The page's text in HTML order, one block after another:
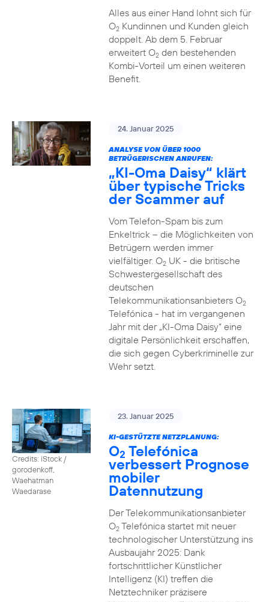
Alles aus einer Hand lohnt sich für
O2Kundinnen und Kunden gleich
doppelt. Ab dem 5. Februar
erweitert O2den bestehenden
Kombi-Vorteil um einen weiteren
Benefit.
24. Januar 2025
ANALYSE VON ÜBER 1000
BETRÜGERISCHEN ANRUFEN:
„KI-Oma Daisy“ klärt
über typische Tricks
der Scammer auf
Vom Telefon-Spam bis zum
Enkeltrick – die Möglichkeiten von
Betrügern werden immer
vielfältiger. O2UK - die britische
Schwestergesellschaft des
deutschen
Telekommunikationsanbieters O2
Telefónica - hat im vergangenen
Jahr mit der „KI-Oma Daisy“ eine
digitale Persönlichkeit erschaffen,
die sich gegen Cyberkriminelle zur
Wehr setzt.
Credits: iStock /
gorodenkoff,
Waehatman
Waedarase
23. Januar 2025
KI-GESTÜTZTE NETZPLANUNG:
O2 Telefónica
verbessert Prognose
mobiler
Datennutzung
Der Telekommunikationsanbieter
O2Telefónica startet mit neuer
technologischer Unterstützung ins
Ausbaujahr 2025: Dank
fortschrittlicher Künstlicher
Intelligenz (KI) treffen die
Netztechniker präzisere